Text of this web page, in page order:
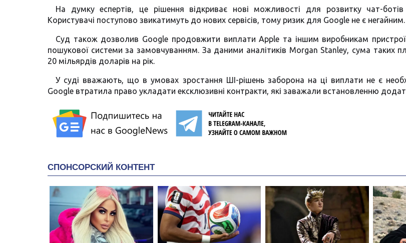
На думку еспертів, це рішення відкриває нові можливості для розвитку чат-ботів
Користувачі поступово звикатимуть до нових сервісів, тому ризик для Google не є негайним.
Суд також дозволив Google продовжити виплати Apple та іншим виробникам
пошукової системи за замовчуванням. За даними аналітиків Morgan Stanley, сума таких
20 мільярдів доларів на рік.
У суді вважають, що в умовах зростання ШІ-рішень заборона на ці виплати не є
Google втратила право укладати ексклюзивні контракти, які заважали встановленню